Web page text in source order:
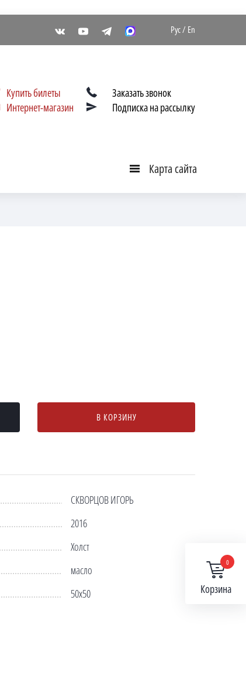
Рус/ En
Купить билеты
Интернет-магазин
Заказать звонок
Подписка на рассылку
КартаКарта сайта
В КОРЗИНУ
СКВОРЦОВ ИГОРЬ
2016
Холст
масло
50х50
0
Корзина